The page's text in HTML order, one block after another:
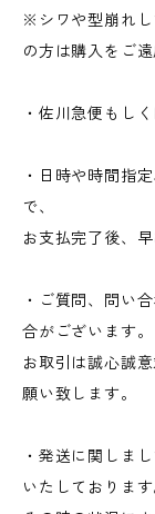
※シワや型崩れし
の方は購入をご遠
・佐川急便もし
・日時や時間指
で、
お支払完了後、
・ご質問、問い
合がございます。
お取引は誠心誠
願い致します。
・発送に関しま
いたしております